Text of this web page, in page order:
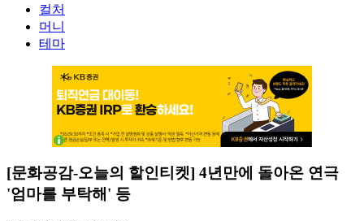
컬처
머니
테마
[문화공감-오늘의 할인티켓] 4년만에 돌아온 연극
'엄마를 부탁해' 등